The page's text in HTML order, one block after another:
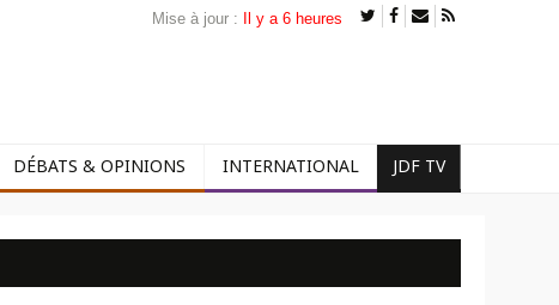
Mise à jour : Il y a 6 heures
DÉBATS & OPINIONS INTERNATIONAL JDF TV